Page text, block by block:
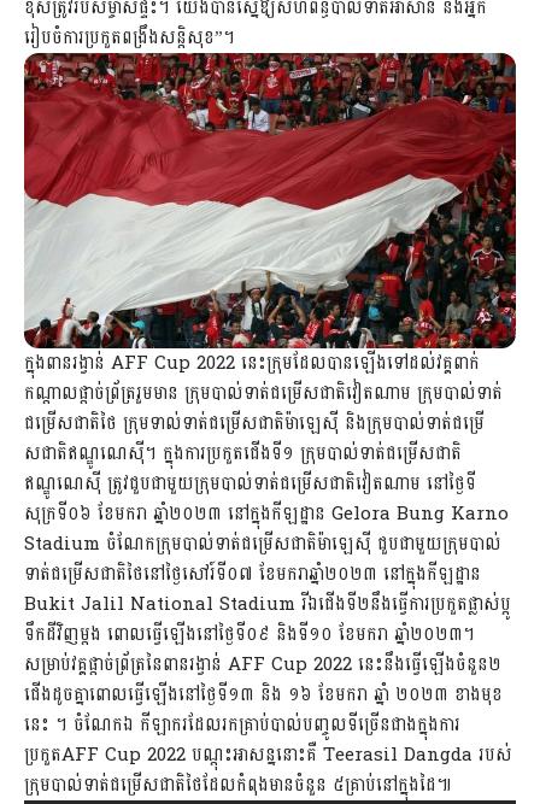
ខុសត្រូវរបស់ម្ចាស់ផ្ទះ។ យើងបានស្នើឱ្យសហព័ន្ធបាល់ទាត់អាស៊ាន និងអ្នក
រៀបចំការប្រកួតពង្រឹងសន្តិសុខ”។
ក្នុងពានរង្វាន់ AFF Cup 2022 នេះក្រុមដែលបានឡើងទៅដល់វគ្គពាក់
កណ្ដាលផ្ដាច់ព្រ័ត្ររួមមាន ក្រុមបាល់ទាត់ជម្រើសជាតិវៀតណាម ក្រុមបាល់ទាត់
ជម្រើសជាតិថៃ ក្រុមទាល់ទាត់ជម្រើសជាតិម៉ាឡេស៊ី និងក្រុមបាល់ទាត់ជម្រើ
សជាតិឥណ្ឌូណេស៊ី។ ក្នុងការប្រកួតជើងទី១ ក្រុមបាល់ទាត់ជម្រើសជាតិ
ឥណ្ឌូណេស៊ី ត្រូវជួបជាមួយក្រុមបាល់ទាត់ជម្រើសជាតិវៀតណាម នៅថ្ងៃទី
សុក្រទី០៦ ខែមករា ឆ្នាំ២០២៣ នៅក្នុងកីឡដ្ឋាន Gelora Bung Karno
Stadium ចំណែកក្រុមបាល់ទាត់ជម្រើសជាតិម៉ាឡេស៊ី ជួបជាមួយក្រុមបាល់
ទាត់ជម្រើសជាតិថៃនៅថ្ងៃសៅរ៍ទី០៧ ខែមករាឆ្នាំ២០២៣ នៅក្នុងកីឡដ្ឋាន
Bukit Jalil National Stadium រីឯជើងទី២នឹងធ្វើការប្រកួតផ្លាស់ប្ដូ
ទឹកដីវិញម្ដង ពោលធ្វើឡើងនៅថ្ងៃទី០៩ និងទី១០ ខែមករា ឆ្នាំ២០២៣។
សម្រាប់វគ្គផ្ដាច់ព្រ័ត្រនៃពានរង្វាន់ AFF Cup 2022 នេះនឹងធ្វើឡើងចំនួន២
ជើងដូចគ្នាពោលធ្វើឡើងនៅថ្ងៃទី១៣ និង ១៦ ខែមករា ឆ្នាំ ២០២៣ ខាងមុខ
នេះ ។ ចំណែកឯ កីឡាករដែលរកគ្រាប់បាល់បញ្ចូលទីច្រើនជាងក្នុងការ
ប្រកួតAFF Cup 2022 បណ្ដុះអាសន្ននោះគឺ Teerasil Dangda របស់
ក្រុមបាល់ទាត់ជម្រើសជាតិថៃដែលកំពុងមានចំនួន ៥គ្រាប់នៅក្នុងដៃ៕